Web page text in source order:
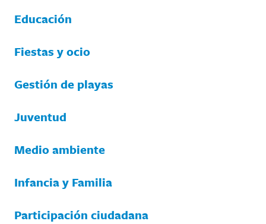
Educación
Fiestas y ocio
Gestión de playas
Juventud
Medio ambiente
Infancia y Familia
Participación ciudadana